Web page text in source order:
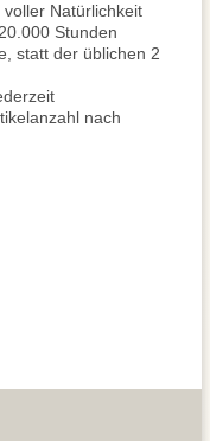
Natürlichkeit
Stunden
statt der üblichen 2
nach